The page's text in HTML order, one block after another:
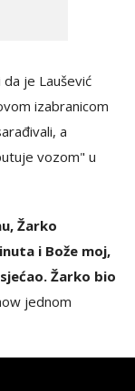
je Laušević
izabranicom
a
vozom" u
Žarko
i Bože moj,
Žarko bio
jednom